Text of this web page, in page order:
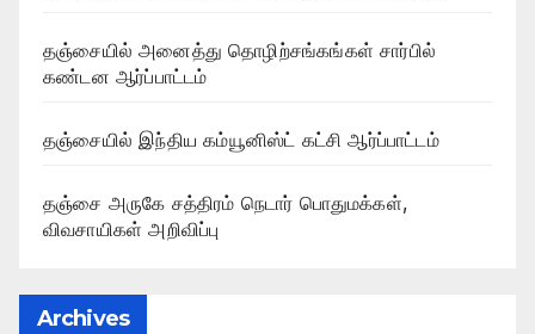
தஞ்சையில் அனைத்து தொழிற்சங்கங்கள் சார்பில்
கண்டன ஆர்ப்பாட்டம்
தஞ்சையில் இந்திய கம்யூனிஸ்ட் கட்சி ஆர்ப்பாட்டம்
தஞ்சை அருகே சத்திரம் நெடார் பொதுமக்கள்,
விவசாயிகள் அறிவிப்பு
Archives